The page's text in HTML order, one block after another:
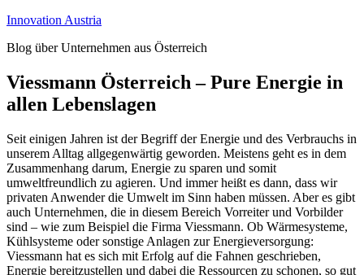
Zum
springen
Innovation Austria
Blog über Unternehmen aus Österreich
Viessmann Österreich – Pure Energie in
allen Lebenslagen
Seit einigen Jahren ist der Begriff der Energie und des Verbrauchs in
unserem Alltag allgegenwärtig geworden. Meistens geht es in dem
Zusammenhang darum, Energie zu sparen und somit
umweltfreundlich zu agieren. Und immer heißt es dann, dass wir
privaten Anwender die Umwelt im Sinn haben müssen. Aber es gibt
auch Unternehmen, die in diesem Bereich Vorreiter und Vorbilder
sind – wie zum Beispiel die Firma Viessmann. Ob Wärmesysteme,
Kühlsysteme oder sonstige Anlagen zur Energieversorgung:
Viessmann hat es sich mit Erfolg auf die Fahnen geschrieben,
Energie bereitzustellen und dabei die Ressourcen zu schonen, so gut